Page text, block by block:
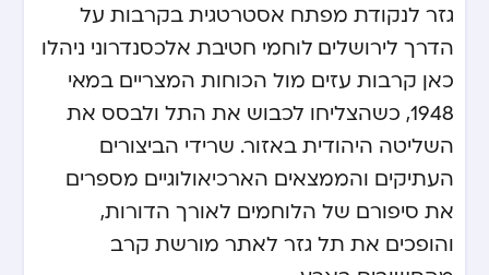
גזר לנקודת מפתח אסטרטגית בקרבות על
הדרך לירושלים. לוחמי חטיבת אלכסנדרוני ניהלו
כאן קרבות עזים מול הכוחות המצריים במאי
1948, כשהצליחו לכבוש את התל ולבסס את
השליטה היהודית באזור. שרידי הביצורים
העתיקים והממצאים הארכיאולוגיים מספרים
את סיפורם של הלוחמים לאורך הדורות,
והופכים את תל גזר לאתר מורשת קרב